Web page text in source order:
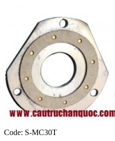
Code: S-MC30T